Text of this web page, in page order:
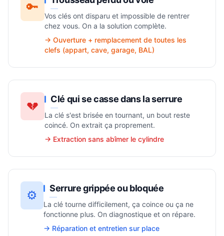
🔑
Vos clés ont disparu et impossible de rentrer
chez vous. On a la solution complète.
→ Ouverture + remplacement de toutes les
clefs (appart, cave, garage, BAL)
💔 Clé qui se casse dans la serrure
La clé s'est brisée en tournant, un bout reste
coincé. On extrait ça proprement.
→ Extraction sans abîmer le cylindre
⚙️ Serrure grippée ou bloquée
La clé tourne difficilement, ça coince ou ça ne
fonctionne plus. On diagnostique et on répare.
→ Réparation et entretien sur place